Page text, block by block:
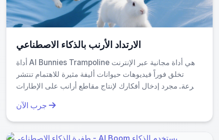
الارتداد الأرنب بالذكاء الاصطناعي
أداة AI Bunnies Trampoline هي أداة مجانية عبر الإنترنت
تخلق فوراً فيديوهات حيوانات أليفة مثيرة للاهتمام تنتشر
بسرعة. مجرد إدخال أفكارك لإنتاج مقاطع أرانب على الإطارات
—ابدأ في إنتاج محتوى يمكنك مشاركته بسرعة، وزد من مدى
وصولك على وسائل التواصل الاجتماعي بسهولة.